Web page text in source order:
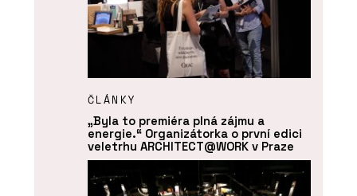
ČLÁNKY
„Byla to premiéra plná zájmu a
energie.“ Organizátorka o první edici
veletrhu ARCHITECT@WORK v Praze